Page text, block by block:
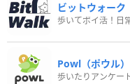
ビットウォーク
Powl（ポウル）